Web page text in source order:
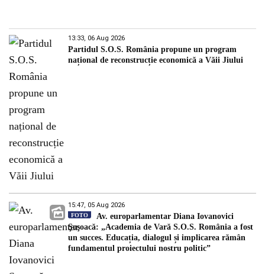
13:33, 06 Aug 2026
Partidul S.O.S. România propune un program
național de reconstrucție economică a Văii Jiului
15:47, 05 Aug 2026
FOTO
Av. europarlamentar Diana Iovanovici
Şoşoacă: „Academia de Vară S.O.S. România a fost
un succes. Educația, dialogul și implicarea rămân
fundamentul proiectului nostru politic”